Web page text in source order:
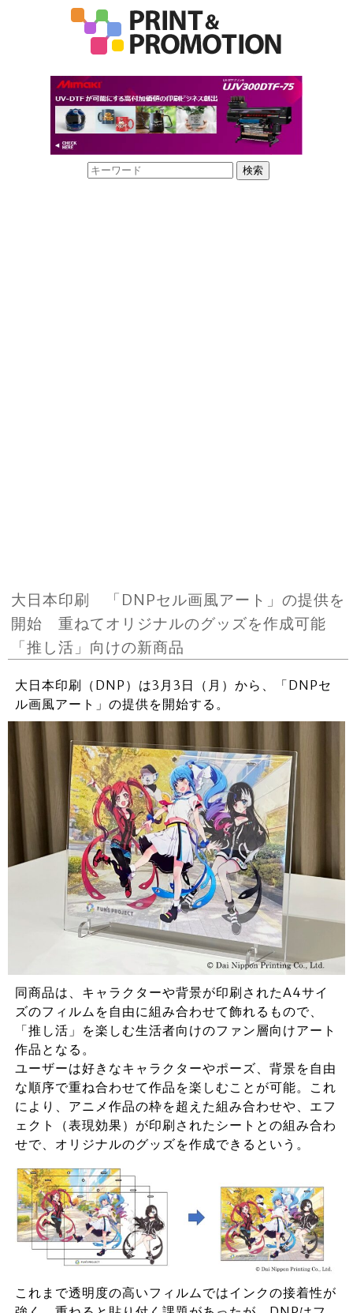
大日本印刷 「DNPセル画風アート」の提供を
開始 重ねてオリジナルのグッズを作成可能
「推し活」向けの新商品
大日本印刷（DNP）は3月3日（月）から、「DNPセ
ル画風アート」の提供を開始する。
同商品は、キャラクターや背景が印刷されたA4サイ
ズのフィルムを自由に組み合わせて飾れるもので、
「推し活」を楽しむ生活者向けのファン層向けアート
作品となる。
ユーザーは好きなキャラクターやポーズ、背景を自由
な順序で重ね合わせて作品を楽しむことが可能。これ
により、アニメ作品の枠を超えた組み合わせや、エフ
ェクト（表現効果）が印刷されたシートとの組み合わ
せで、オリジナルのグッズを作成できるという。
これまで透明度の高いフィルムではインクの接着性が